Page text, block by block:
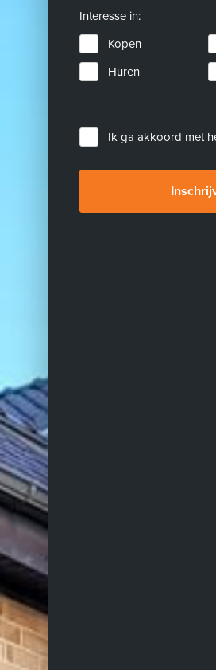
Interesse in:
Kopen
Huren
Ik ga akkoord met